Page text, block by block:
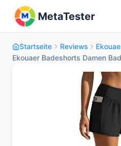
MetaTester
Startseite Reviews
Ekouaer Badeshorts Damen